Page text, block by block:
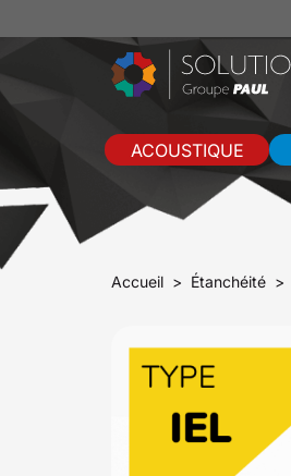
ACOUSTIQUE
Accueil Étanchéité